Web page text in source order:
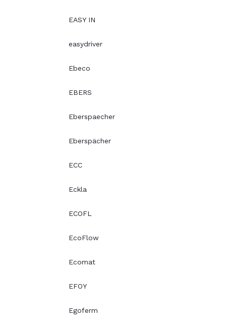
EASY IN
easydriver
Ebeco
EBERS
Eberspaecher
Eberspächer
ECC
Eckla
ECOFL
EcoFlow
Ecomat
EFOY
Egoferm